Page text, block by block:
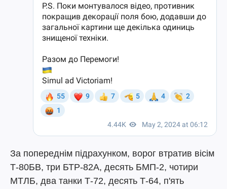
За попереднім підрахунком, ворог втратив вісім
Т-80БВ, три БТР-82А, десять БМП-2, чотири
МТЛБ, два танки Т-72, десять Т-64, п'ять